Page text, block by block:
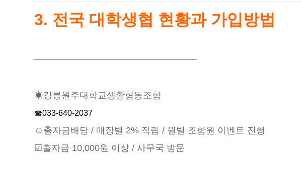
3. 전국 대학생협 현황과 가입방법
━━━━━━━━━━━━━━━━━━
☀강릉원주대학교생활협동조합
☎033-640-2037
☺출자금배당 / 매장별 2% 적립 / 월별 조합원 이벤트 진행
☑출자금 10,000원 이상 / 사무국 방문